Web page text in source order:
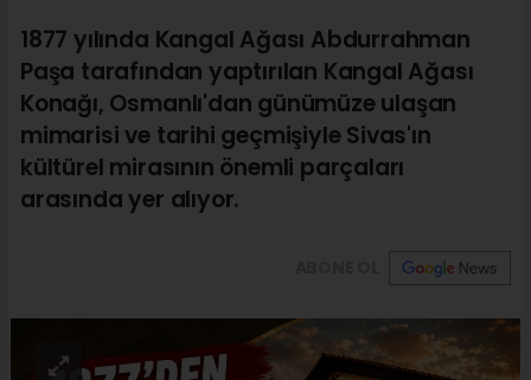
1877 yılında Kangal Ağası Abdurrahman
Paşa tarafından yaptırılan Kangal Ağası
Konağı, Osmanlı'dan günümüze ulaşan
mimarisi ve tarihi geçmişiyle Sivas'ın
kültürel mirasının önemli parçaları
arasında yer alıyor.